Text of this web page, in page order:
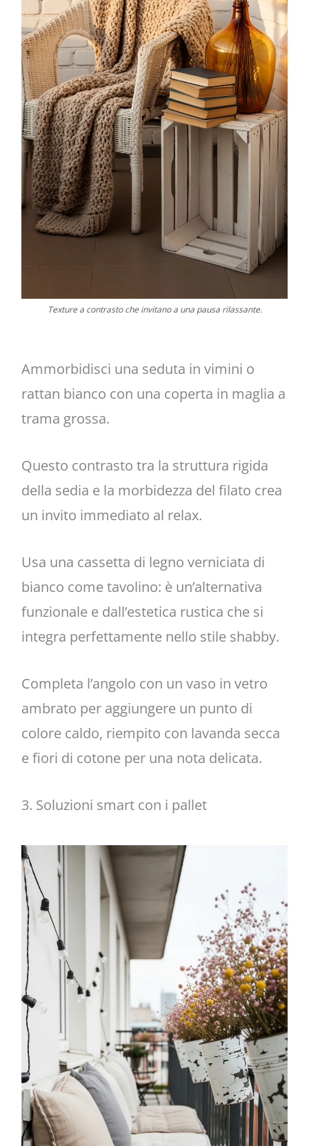
Texture a contrasto che invitano a una pausa rilassante.
Ammorbidisci una seduta in vimini o
rattan bianco con una coperta in maglia a
trama grossa.
Questo contrasto tra la struttura rigida
della sedia e la morbidezza del filato crea
un invito immediato al relax.
Usa una cassetta di legno verniciata di
bianco come tavolino: è un’alternativa
funzionale e dall’estetica rustica che si
integra perfettamente nello stile shabby.
Completa l’angolo con un vaso in vetro
ambrato per aggiungere un punto di
colore caldo, riempito con lavanda secca
e fiori di cotone per una nota delicata.
3. Soluzioni smart con i pallet